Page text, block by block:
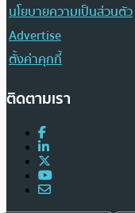
นโยบายความเป็นส่วนตัว
Advertise
ตั้งค่าคุกกี้
ติดตามเรา